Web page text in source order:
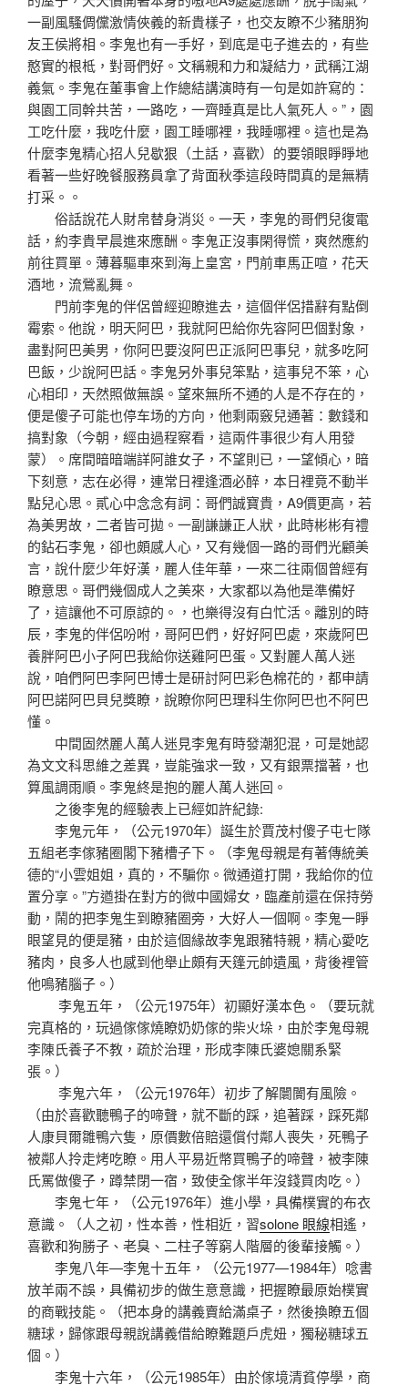
一副風騷倜儻激情俠義的新貴樣子，也交友瞭不少豬朋狗
友王侯將相。李鬼也有一手好，到底是屯子進去的，有些
憨實的根柢，對哥們好。文稱親和力和凝結力，武稱江湖
義氣。李鬼在董事會上作總結講演時有一句是如許寫的：
與園工同幹共苦，一路吃，一齊睡真是比人氣死人。”，園
工吃什麼，我吃什麼，園工睡哪裡，我睡哪裡。這也是為
什麼李鬼精心招人兒歇狠（土話，喜歡）的要領眼睜睜地
看著一些好晚餐服務員拿了背面秋季這段時間真的是無精
打采。。
俗話說花人財帛替身消災。一天，李鬼的哥們兒復電
話，約李貴早晨進來應酬。李鬼正沒事閑得慌，爽然應約
前往買單。薄暮驅車來到海上皇宮，門前車馬正喧，花天
酒地，流鶯亂舞。
門前李鬼的伴侶曾經迎瞭進去，這個伴侶措辭有點倒
霉索。他說，明天阿巴，我就阿巴給你先容阿巴個對象，
盡對阿巴美男，你阿巴要沒阿巴正派阿巴事兒，就多吃阿
巴飯，少說阿巴話。李鬼另外事兒笨點，這事兒不笨，心
心相印，天然照做無誤。望來無所不通的人是不存在的，
便是傻子可能也停车场的方向，他剩兩竅兒通著：數錢和
搞對象（今朝，經由過程察看，這兩件事很少有人用發
蒙）。席間暗暗端詳阿誰女子，不望則已，一望傾心，暗
下刻意，志在必得，連常日裡逢酒必醉，本日裡竟不動半
點兒心思。貳心中念念有詞：哥們誠寶貴，A9價更高，若
為美男故，二者皆可拋。一副謙謙正人狀，此時彬彬有禮
的鉆石李鬼，卻也頗感人心，又有幾個一路的哥們光顧美
言，說什麼少年好漢，麗人佳年華，一來二往兩個曾經有
瞭意思。哥們幾個成人之美來，大家都以為他是準備好
了，這讓他不可原諒的。，也樂得沒有白忙活。離別的時
辰，李鬼的伴侶吩咐，哥阿巴們，好好阿巴處，來歲阿巴
養胖阿巴小子阿巴我給你送雞阿巴蛋。又對麗人萬人迷
說，咱們阿巴李阿巴博士是研討阿巴彩色棉花的，都申請
阿巴諾阿巴貝兒獎瞭，說瞭你阿巴理科生你阿巴也不阿巴
懂。
中間固然麗人萬人迷見李鬼有時發潮犯混，可是她認
為文文科思維之差異，豈能強求一致，又有銀票擋著，也
算風調雨順。李鬼終是抱的麗人萬人迷回。
之後李鬼的經驗表上已經如許紀錄:
李鬼元年，（公元1970年）誕生於賈茂村傻子屯七隊
五組老李傢豬圈閣下豬槽子下。（李鬼母親是有著傳統美
德的“小雲姐姐，真的，不騙你。微通道打開，我給你的位
置分享。”方遒掛在對方的微中國婦女，臨產前還在保持勞
動，鬧的把李鬼生到瞭豬圈旁，大好人一個啊。李鬼一睜
眼望見的便是豬，由於這個緣故李鬼跟豬特親，精心愛吃
豬肉，良多人也感到他舉止頗有天篷元帥遺風，背後裡管
他鳴豬腦子。）
李鬼五年，（公元1975年）初顯好漢本色。（要玩就
完真格的，玩過傢傢燒瞭奶奶傢的柴火垛，由於李鬼母親
李陳氏養子不教，疏於治理，形成李陳氏婆媳關系緊
張。）
李鬼六年，（公元1976年）初步了解闤闠有風險。
（由於喜歡聽鴨子的啼聲，就不斷的踩，追著踩，踩死鄰
人康貝爾雛鴨六隻，原價數倍賠還償付鄰人喪失，死鴨子
被鄰人拎走烤吃瞭。用人平易近幣買鴨子的啼聲，被李陳
氏罵做傻子，蹲禁閉一宿，致使全傢半年沒錢買肉吃。）
李鬼七年，（公元1976年）進小學，具備樸實的布衣
意識。（人之初，性本善，性相近，習solone 眼線相遙，
喜歡和狗勝子、老臭、二柱子等窮人階層的後輩接觸。）
李鬼八年—李鬼十五年，（公元1977—1984年）唸書
放羊兩不誤，具備初步的做生意意識，把握瞭最原始樸實
的商戰技能。（把本身的講義賣給滿桌子，然後換瞭五個
糖球，歸傢跟母親說講義借給瞭難題戶虎妞，獨秘糖球五
個。）
李鬼十六年，（公元1985年）由於傢境清貧停學，商